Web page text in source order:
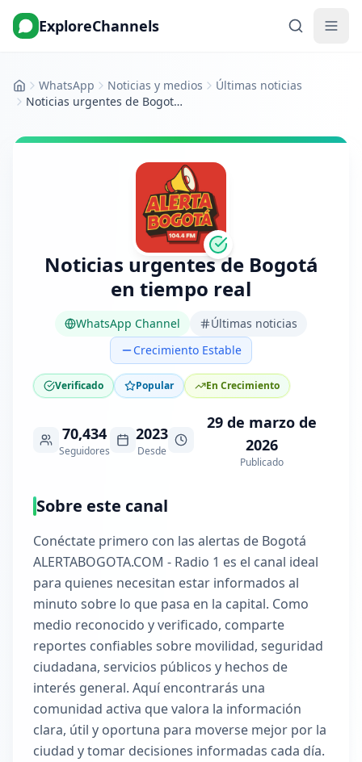
ExploreChannels
InicioWhatsApp Noticias y medios
Últimas noticias
Noticias urgentes de Bogotá en tiempo real
Noticias urgentes de Bogotá
en tiempo real
WhatsApp Channel
Últimas noticias
Crecimiento Estable
Verificado Popular En Crecimiento
70,434
Seguidores
2023
Desde
29 de marzo de
2026
Publicado
Sobre este canal
Conéctate primero con las alertas de Bogotá
ALERTABOGOTA.COM - Radio 1 es el canal ideal
para quienes necesitan estar informados al
minuto sobre lo que pasa en la capital. Como
medio reconocido y verificado, comparte
reportes confiables sobre movilidad, seguridad
ciudadana, servicios públicos y hechos de
interés general. Aquí encontrarás una
comunidad activa que valora la información
clara, útil y oportuna para moverse mejor por la
ciudad y tomar decisiones informadas cada día.